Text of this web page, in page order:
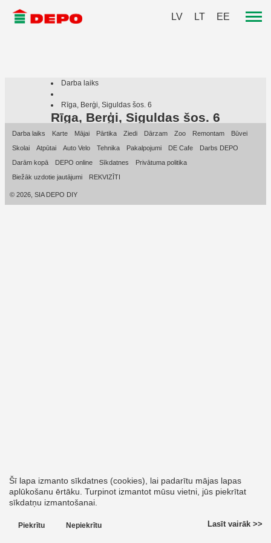
Šī lapa izmanto sīkdatnes (cookies), lai padarītu mājas lapas
aplūkošanu ērtāku. Turpinot izmantot mūsu vietni, jūs piekrītat
sīkdatņu izmantošanai.
Piekrītu Nepiekrītu Lasīt vairāk >>
LV LT EE
Darba laiks
Rīga, Berģi, Siguldas šos. 6
Rīga, Berģi, Siguldas šos. 6
Darba laiks Karte Mājai Pārtika Ziedi Dārzam Zoo Remontam
Būvei
Skolai
Atpūtai Auto Velo Tehnika Pakalpojumi DE Cafe
Darbs DEPO
Darām kopā
DEPO online Sīkdatnes
Privātuma politika
Biežāk uzdotie jautājumi
REKVIZĪTI
© 2026, SIA DEPO DIY